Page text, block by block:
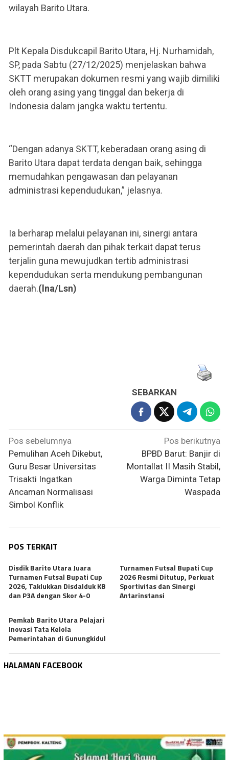
wilayah Barito Utara.
Plt Kepala Disdukcapil Barito Utara, Hj. Nurhamidah,
SP, pada Sabtu (27/12/2025) menjelaskan bahwa
SKTT merupakan dokumen resmi yang wajib dimiliki
oleh orang asing yang tinggal dan bekerja di
Indonesia dalam jangka waktu tertentu.
“Dengan adanya SKTT, keberadaan orang asing di
Barito Utara dapat terdata dengan baik, sehingga
memudahkan pengawasan dan pelayanan
administrasi kependudukan,” jelasnya.
Ia berharap melalui pelayanan ini, sinergi antara
pemerintah daerah dan pihak terkait dapat terus
terjalin guna mewujudkan tertib administrasi
kependudukan serta mendukung pembangunan
daerah.(lna/Lsn)
SEBARKAN
Navigasi
pos
Pos sebelumnya
Pemulihan Aceh Dikebut,
Guru Besar Universitas
Trisakti Ingatkan
Ancaman Normalisasi
Simbol Konflik
Pos berikutnya
BPBD Barut: Banjir di
Montallat II Masih Stabil,
Warga Diminta Tetap
Waspada
POS TERKAIT
Disdik Barito Utara Juara
Turnamen Futsal Bupati Cup
2026, Taklukkan Disdalduk KB
dan P3A dengan Skor 4-0
Turnamen Futsal Bupati Cup
2026 Resmi Ditutup, Perkuat
Sportivitas dan Sinergi
Antarinstansi
Pemkab Barito Utara Pelajari
Inovasi Tata Kelola
Pemerintahan di Gunungkidul
HALAMAN FACEBOOK